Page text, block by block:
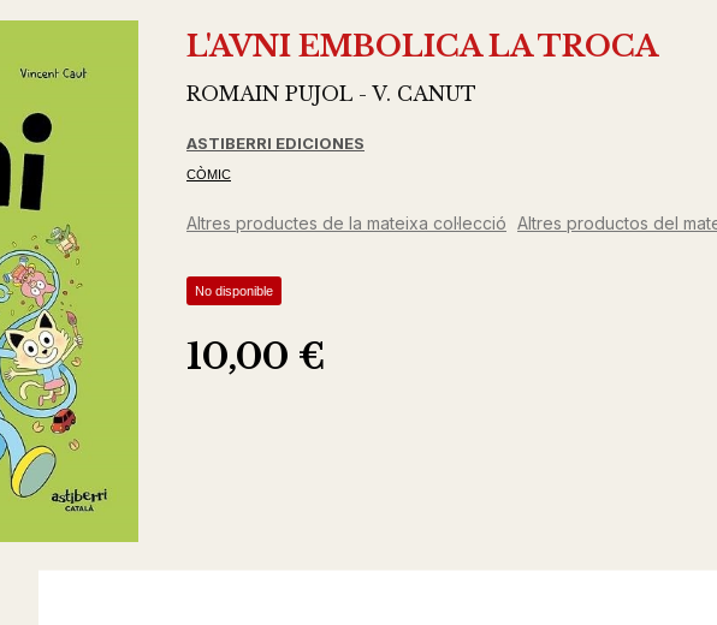
L'AVNI EMBOLICA LA TROCA
ROMAIN PUJOL - V. CANUT
ASTIBERRI EDICIONES
CÒMIC
Altres productes de la mateixa col·lecció Altres productos del
No disponible
10,00 €